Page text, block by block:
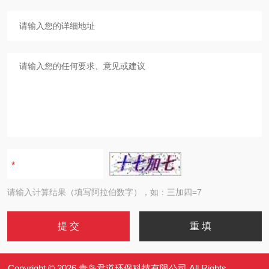
请输入计算结果（填写阿拉伯数字），如：三加四=7